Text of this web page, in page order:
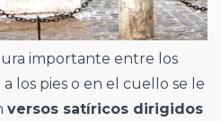
importante entre los
los pies o en el cuello se le
versos satíricos dirigidos